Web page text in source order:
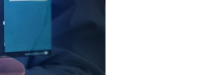
вредне савете за
са изазовима и